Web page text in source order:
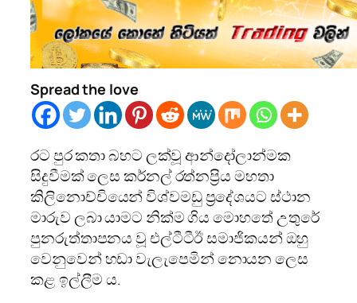
Spread the love
රට පුර කතා බහට ලක්වූ ආන්දෝලාන්මක
සිදුවීමක් ලෙස කර්නල් රත්නප්‍රිය මහතා
කිලිනොච්චියෙන් විශ්වමඩු ප්‍රදේශයට ස්ථාන
මාරුව ලබා යාමට නික්ම ගිය මොහතේ උතුරේ
පුනරුත්තාපනය වූ එල්ටීටීඊ සමාජිකයන් ඔහු
වෙනුවෙන් හඩා වැලැපෙමින් නොයන ලෙස
කළ ඉල්ලීම ය.